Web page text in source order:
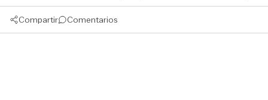
Compartir Comentarios